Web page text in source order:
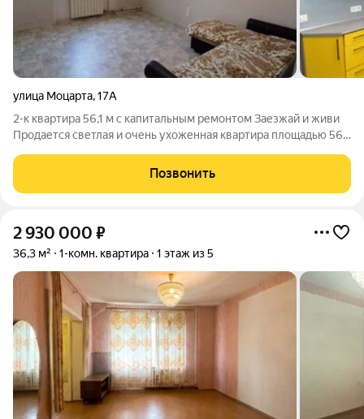
улица Моцарта,17А
2-к квартира 56,1 м с капитальным ремонтом Заезжай и живи
Продается светлая и очень ухоженная квартира площадью 56,1
заменены электропроводка,
Позвонить
2 930 000 ₽
36,3 м² 1-комн. квартира 1 этаж из 5